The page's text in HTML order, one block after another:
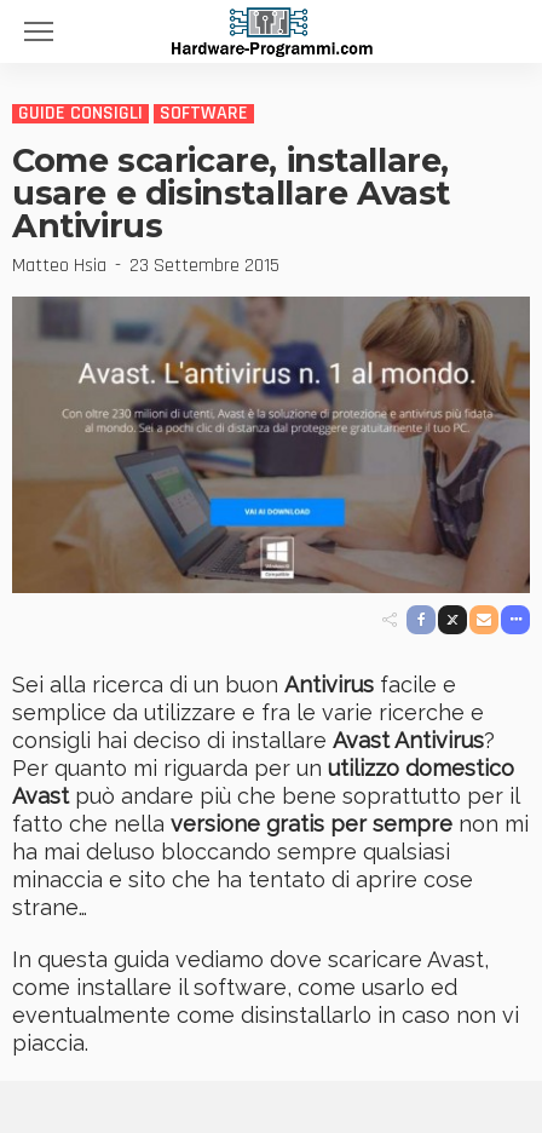
GUIDE CONSIGLI SOFTWARE
Come scaricare, installare,
usare e disinstallare Avast
Antivirus
Matteo Hsia 23 Settembre 2015
Sei alla ricerca di un buon Antivirus facile e
semplice da utilizzare e fra le varie ricerche e
consigli hai deciso di installare Avast Antivirus?
Per quanto mi riguarda per un utilizzo domestico
Avastpuò andare più che bene soprattutto per il
fatto che nella versione gratis per sempre non mi
ha mai deluso bloccando sempre qualsiasi
minaccia e sito che ha tentato di aprire cose
strane…
In questa guida vediamo dove scaricare Avast,
come installare il software, come usarlo ed
eventualmente come disinstallarlo in caso non vi
piaccia.